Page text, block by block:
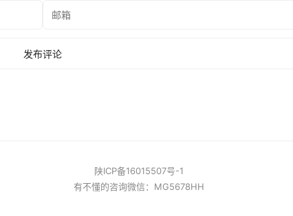
陕ICP备16015507号-1
有不懂的咨询微信：MG5678HH